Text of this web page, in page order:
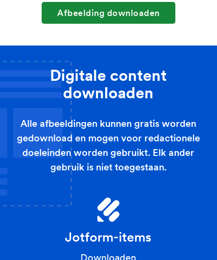
Afbeelding downloaden
Digitale content
downloaden
Alle afbeeldingen kunnen gratis worden
gedownload en mogen voor redactionele
doeleinden worden gebruikt. Elk ander
gebruik is niet toegestaan.
Jotform-items